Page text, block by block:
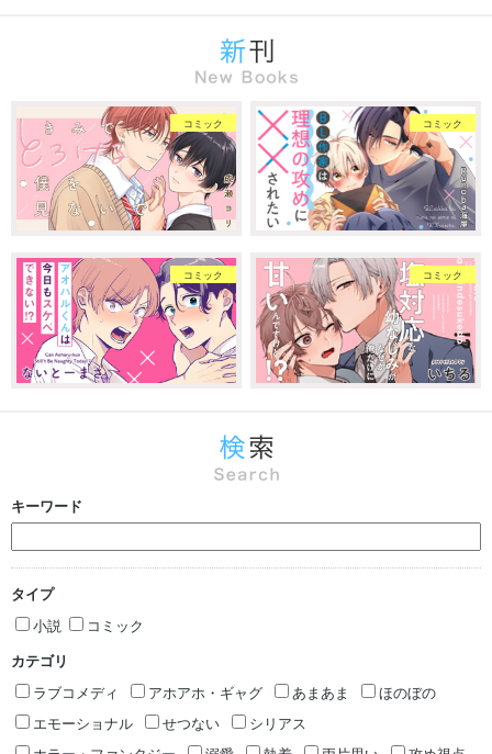
コミック コミック
コミック コミック
キーワード
タイプ
小説
コミック
カテゴリ
ラブコメディ
アホアホ・ギャグ あまあま
ほのぼの
エモーショナル
せつない
シリアス